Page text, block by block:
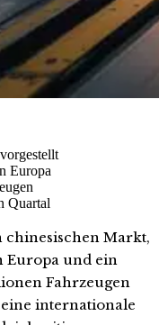
Europa
Quartal
chinesischen Markt,
Europa und ein
Fahrzeugen
internationale